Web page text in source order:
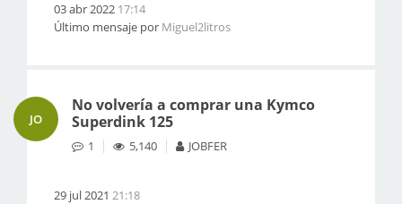
03 abr 2022 17:14
Último mensaje por Miguel2litros
JO
No volvería a comprar una Kymco
Superdink 125
1 5,140 JOBFER
29 jul 2021 21:18